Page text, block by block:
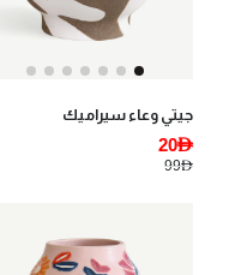
جيتي وعاء سيراميك
20AED
99AED